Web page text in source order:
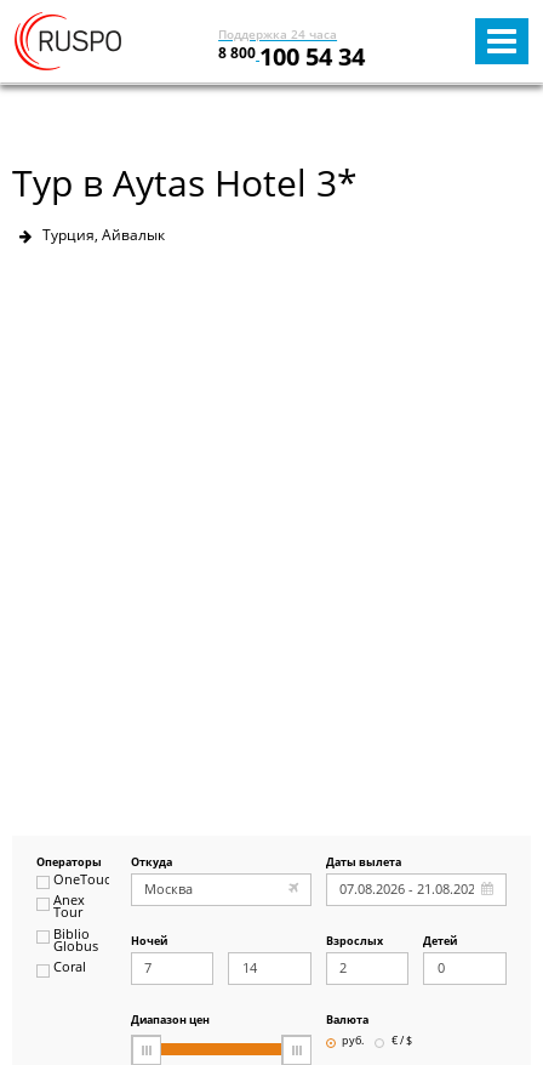
Поддержка 24 часа
8 800 100 54 34
Тур в Aytas Hotel 3*
Турция, Айвалык
Операторы
OneTouch&Travel
Anex
Tour
Biblio
Globus
Coral
Откуда Даты вылета
Ночей Взрослых Детей
Диапазон цен
Валюта
руб.
€ / $